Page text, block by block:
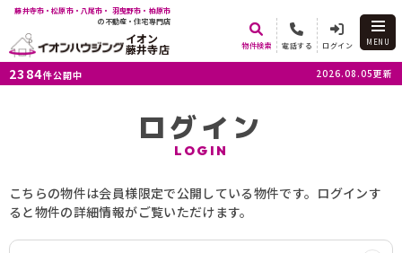
藤井寺市・松原市・八尾市・ 羽曳野市・柏原市
の不動産・住宅専門店
イオン
藤井寺店 物件検索 電話する ログイン MENU
2384件公開中 2026.08.05更新
ログイン
LOGIN
こちらの物件は会員様限定で公開している物件です。ログインす
ると物件の詳細情報がご覧いただけます。